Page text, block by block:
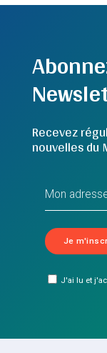
Recevez
nouvelles du
J'ai lu et